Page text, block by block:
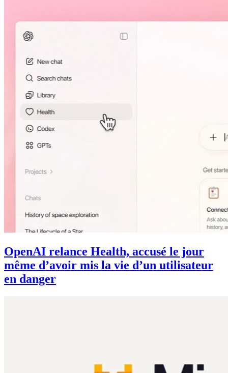
OpenAI relance Health, accusé le jour
même d’avoir mis la vie d’un utilisateur
en danger